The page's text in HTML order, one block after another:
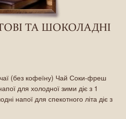
ТА ШОКОЛАДНІ
чаї (без кофеїну) Чай Соки-фреш
для холодної зими діє з 1
напої для спекотного літа діє з